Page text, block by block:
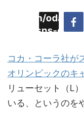
sns-
コカ・コーラ社が
オリンピックのキ
リューセット（L
いる、というのを